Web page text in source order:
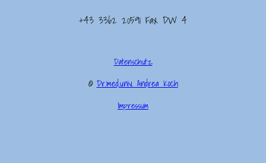
+43 3362 20591 Fax DW 4
Datenschutz
© Dr.med.univ. Andrea Koch
Impressum